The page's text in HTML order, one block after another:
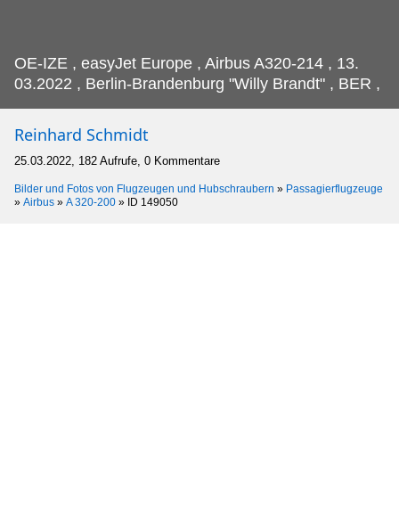
OE-IZE , easyJet Europe , Airbus A320-214 , 13.
03.2022 , Berlin-Brandenburg "Willy Brandt" , BER ,
Reinhard Schmidt
25.03.2022, 182 Aufrufe, 0 Kommentare
Bilder und Fotos von Flugzeugen und Hubschraubern » Passagierflugzeuge
» Airbus » A 320-200 » ID 149050